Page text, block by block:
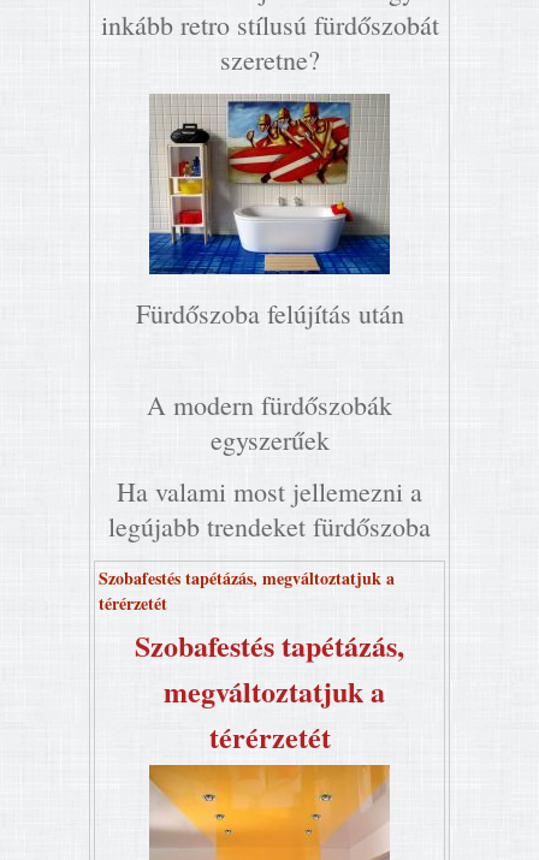
inkább retro stílusú fürdőszobát
szeretne?
Fürdőszoba felújítás után
A modern fürdőszobák
egyszerűek
Ha valami most jellemezni a
legújabb trendeket fürdőszoba
Szobafestés tapétázás, megváltoztatjuk a
térérzetét
Szobafestés tapétázás,
megváltoztatjuk a
térérzetét